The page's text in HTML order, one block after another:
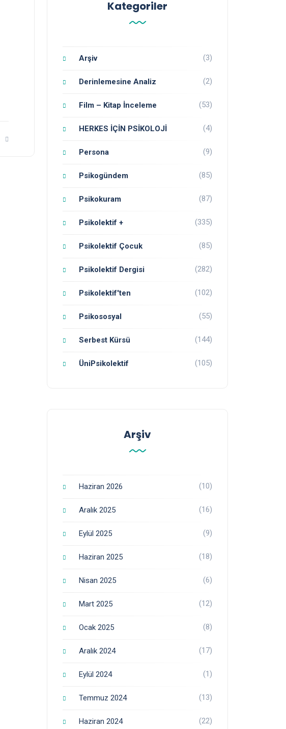
Kategoriler
Arşiv (3)
Derinlemesine Analiz (2)
Film – Kitap İnceleme (53)
HERKES İÇİN PSİKOLOJİ (4)
Persona (9)
Psikogündem (85)
Psikokuram (87)
Psikolektif + (335)
Psikolektif Çocuk (85)
Psikolektif Dergisi (282)
Psikolektif'ten (102)
Psikososyal (55)
Serbest Kürsü (144)
ÜniPsikolektif (105)
Arşiv
Haziran 2026 (10)
Aralık 2025 (16)
Eylül 2025 (9)
Haziran 2025 (18)
Nisan 2025 (6)
Mart 2025 (12)
Ocak 2025 (8)
Aralık 2024 (17)
Eylül 2024 (1)
Temmuz 2024 (13)
Haziran 2024 (22)